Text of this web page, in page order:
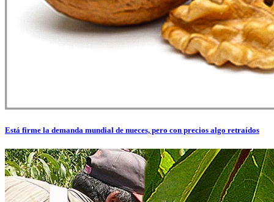
Está firme la demanda mundial de nueces, pero con precios algo retraídos